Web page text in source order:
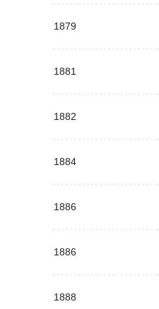
1879
1881
1882
1884
1886
1886
1888